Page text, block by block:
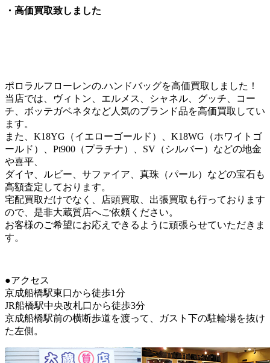
・高価買取致しました
ポロラルフローレンの.ハンドバッグを高価買取しました！
当店では、ヴィトン、エルメス、シャネル、グッチ、コー
チ、ボッテガベネタなど人気のブランド品を高価買取してい
ます。
また、K18YG（イエローゴールド）、K18WG（ホワイトゴ
ールド）、Pt900（プラチナ）、SV（シルバー）などの地金
や喜平、
ダイヤ、ルビー、サファイア、真珠（パール）などの宝石も
高額査定しております。
宅配買取だけでなく、店頭買取、出張買取も行っております
ので、是非大蔵質店へご依頼ください。
お客様のご希望にお応えできるように頑張らせていただきま
す。
●アクセス
京成船橋駅東口から徒歩1分
JR船橋駅中央改札口から徒歩3分
京成船橋駅前の横断歩道を渡って、ガスト下の駐輪場を抜け
た左側。